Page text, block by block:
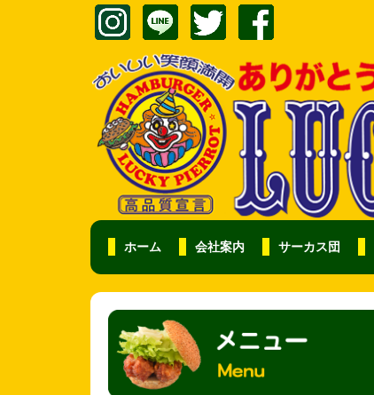
ホーム 会社案内 サーカス団